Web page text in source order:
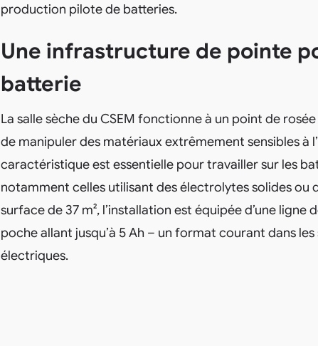
production pilote de batteries.
Une infrastructure de pointe
batterie
La salle sèche du CSEM fonctionne à un point de
de manipuler des matériaux extrêmement sensibles à
caractéristique est essentielle pour travailler sur les
notamment celles utilisant des électrolytes solides ou
surface de 37 m², l’installation est équipée d’une
poche allant jusqu’à 5 Ah – un format courant dans
électriques.